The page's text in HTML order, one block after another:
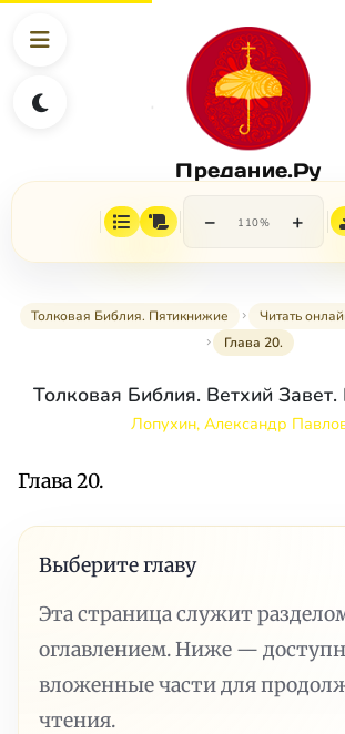
Предание.Ру
− 110% +
Толковая Библия. Пятикнижие Читать
Глава 20.
Толковая Библия. Ветхий
Лопухин, Александр
Глава 20.
Выберите главу
Эта страница служит
оглавлением. Ниже —
вложенные части для
чтения.